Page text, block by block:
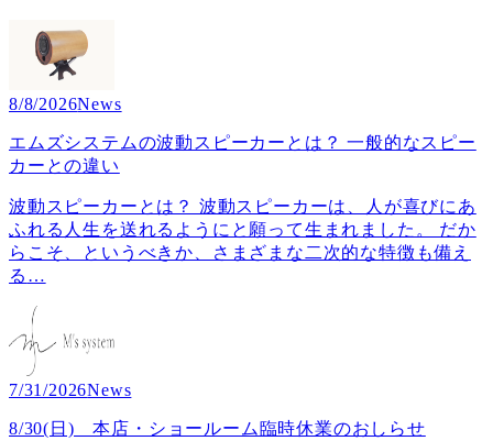
8/8/2026News
エムズシステムの波動スピーカーとは？ 一般的なスピー
カーとの違い
波動スピーカーとは？ 波動スピーカーは、人が喜びにあ
ふれる人生を送れるようにと願って生まれました。 だか
らこそ、というべきか、さまざまな二次的な特徴も備え
る …
7/31/2026News
8/30(日) 本店・ショールーム臨時休業のおしらせ